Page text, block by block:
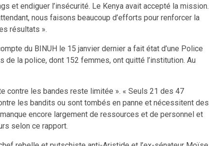
et endiguer l’insécurité. Le Kenya avait accepté la mission.
nous faisons beaucoup d’efforts pour renforcer la
résultats ».
du BINUH le 15 janvier dernier a fait état d’une Police
la police, dont 152 femmes, ont quitté l’institution. Au
contre les bandes reste limitée ». « Seuls 21 des 47
les bandits ou sont tombés en panne et nécessitent des
encore largement de ressources et de personnel et
selon ce rapport.